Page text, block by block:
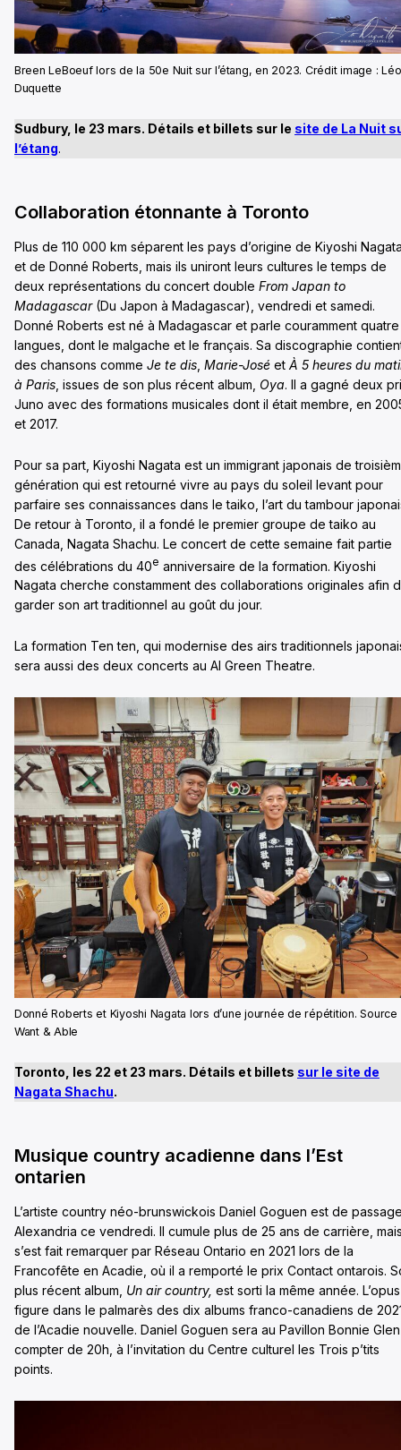
Breen LeBoeuf lors de la 50e Nuit sur l’étang, en 2023. Crédit image : Léo
Duquette
Sudbury, le 23 mars. Détails et billets sur le site de La Nuit
l’étang.
Collaboration étonnante à Toronto
Plus de 110 000 km séparent les pays d’origine de Kiyoshi
et de Donné Roberts, mais ils uniront leurs cultures le temps de
deux représentations du concert double From Japan to
Madagascar(Du Japon à Madagascar), vendredi et samedi.
Donné Roberts est né à Madagascar et parle couramment quatre
langues, dont le malgache et le français. Sa discographie
des chansons comme Je te dis Marie-José et À 5 heures du
à Paris , issues de son plus récent album, Oya. Il a gagné deux
Juno avec des formations musicales dont il était membre, en
et 2017.
Pour sa part, Kiyoshi Nagata est un immigrant japonais de
génération qui est retourné vivre au pays du soleil levant pour
parfaire ses connaissances dans le taiko, l’art du tambour
De retour à Toronto, il a fondé le premier groupe de taiko au
Canada, Nagata Shachu. Le concert de cette semaine fait partie
des célébrations du 40e anniversaire de la formation. Kiyoshi
Nagata cherche constamment des collaborations originales afin
garder son art traditionnel au goût du jour.
La formation Ten ten, qui modernise des airs traditionnels
sera aussi des deux concerts au Al Green Theatre.
Donné Roberts et Kiyoshi Nagata lors d’une journée de répétition. Source
Want & Able
Toronto, les 22 et 23 mars. Détails et billets sur le site de
Nagata Shachu.
Musique country acadienne dans l’Est
ontarien
L’artiste country néo-brunswickois Daniel Goguen est de
Alexandria ce vendredi. Il cumule plus de 25 ans de carrière,
s’est fait remarquer par Réseau Ontario en 2021 lors de la
Francofête en Acadie, où il a remporté le prix Contact ontarois.
plus récent album, Un air country, est sorti la même année. L’opus
figure dans le palmarès des dix albums franco-canadiens de
de l’Acadie nouvelle. Daniel Goguen sera au Pavillon Bonnie
compter de 20h, à l’invitation du Centre culturel les Trois p’tits
points.